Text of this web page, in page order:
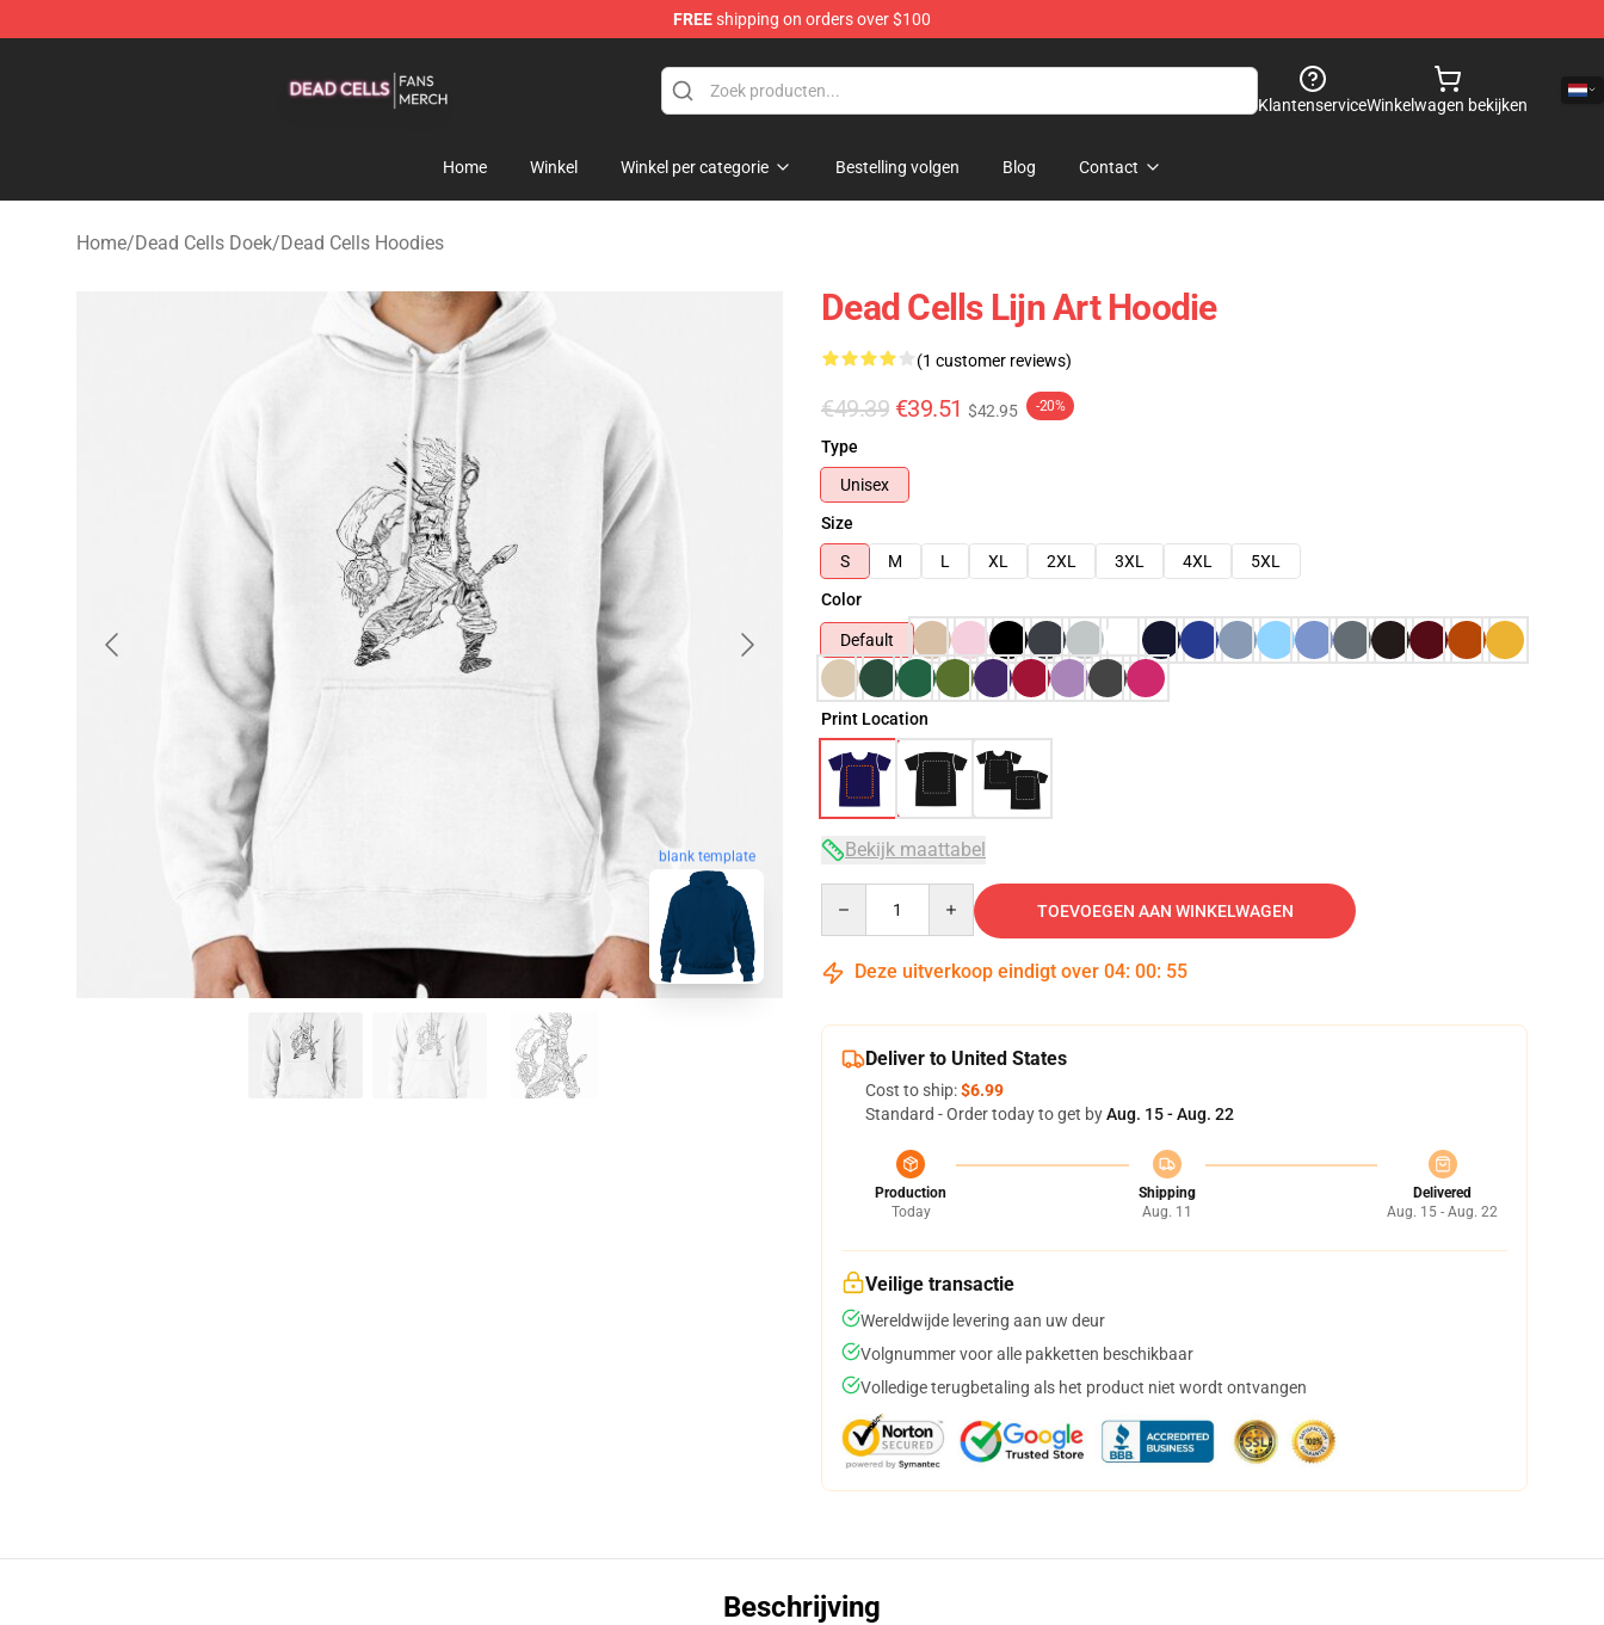
FREEshipping on orders over $100
KlantenserviceWinkelwagen bekijken
Home Winkel Winkel per categorie Bestelling volgen Blog Contact
Home/Dead Cells Doek/Dead Cells Hoodies
blank template
Dead Cells Lijn Art Hoodie
(1 customer reviews)
€49.39 €39.51 $42.95 -20%
Type
Unisex
Size
S
M L XL 2XL 3XL 4XL
5XL
Color
Default
Print Location
Bekijk maattabel
TOEVOEGEN AAN WINKELWAGEN
Deze uitverkoop eindigt over 04: 00: 54
Deliver to United States
Cost to ship:$6.99
Standard - Order today to get byAug. 15 - Aug. 22
Production
Today
Shipping
Aug. 11
Delivered
Aug. 15 - Aug. 22
Veilige transactie
Wereldwijde levering aan uw deur
Volgnummer voor alle pakketten beschikbaar
Volledige terugbetaling als het product niet wordt ontvangen
Beschrijving